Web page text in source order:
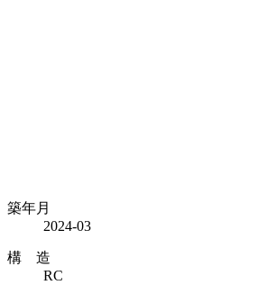
築年月
2024-03
構 造
RC